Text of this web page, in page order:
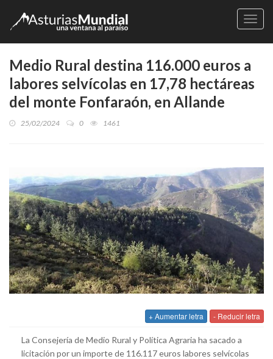
Medio Rural destina 116.000 euros a
labores selvícolas en 17,78 hectáreas
del monte Fonfaraón, en Allande
25/02/2024 0 1461
+ Aumentar letra - Reducir letra
La Consejería de Medio Rural y Política Agraria ha sacado a
licitación por un importe de 116.117 euros labores selvícolas